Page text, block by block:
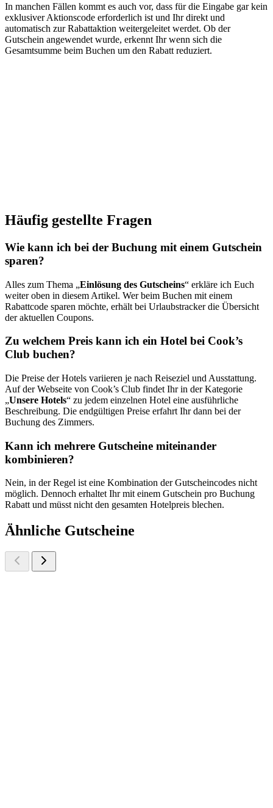
In manchen Fällen kommt es auch vor, dass für die Eingabe gar kein
exklusiver Aktionscode erforderlich ist und Ihr direkt und
automatisch zur Rabattaktion weitergeleitet werdet. Ob der
Gutschein angewendet wurde, erkennt Ihr wenn sich die
Gesamtsumme beim Buchen um den Rabatt reduziert.
Häufig gestellte Fragen
Wie kann ich bei der Buchung mit einem Gutschein
sparen?
Alles zum Thema „Einlösung des Gutscheins“ erkläre ich Euch
weiter oben in diesem Artikel. Wer beim Buchen mit einem
Rabattcode sparen möchte, erhält bei Urlaubstracker die Übersicht
der aktuellen Coupons.
Zu welchem Preis kann ich ein Hotel bei Cook’s
Club buchen?
Die Preise der Hotels variieren je nach Reiseziel und Ausstattung.
Auf der Webseite von Cook’s Club findet Ihr in der Kategorie
„Unsere Hotels“ zu jedem einzelnen Hotel eine ausführliche
Beschreibung. Die endgültigen Preise erfahrt Ihr dann bei der
Buchung des Zimmers.
Kann ich mehrere Gutscheine miteinander
kombinieren?
Nein, in der Regel ist eine Kombination der Gutscheincodes nicht
möglich. Dennoch erhaltet Ihr mit einem Gutschein pro Buchung
Rabatt und müsst nicht den gesamten Hotelpreis blechen.
Ähnliche Gutscheine